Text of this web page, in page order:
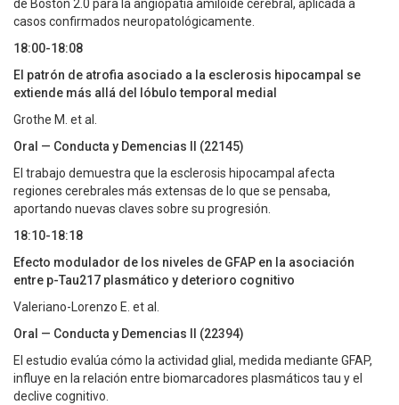
de Boston 2.0 para la angiopatía amiloide cerebral, aplicada a
casos confirmados neuropatológicamente.
18:00-18:08
El patrón de atrofia asociado a la esclerosis hipocampal se
extiende más allá del lóbulo temporal medial
Grothe M. et al.
Oral — Conducta y Demencias II (22145)
El trabajo demuestra que la esclerosis hipocampal afecta
regiones cerebrales más extensas de lo que se pensaba,
aportando nuevas claves sobre su progresión.
18:10-18:18
Efecto modulador de los niveles de GFAP en la asociación
entre p-Tau217 plasmático y deterioro cognitivo
Valeriano-Lorenzo E. et al.
Oral — Conducta y Demencias II (22394)
El estudio evalúa cómo la actividad glial, medida mediante GFAP,
influye en la relación entre biomarcadores plasmáticos tau y el
declive cognitivo.